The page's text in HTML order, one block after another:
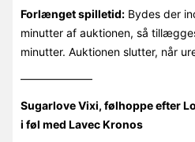
Forlænget spilletid:Bydes der
minutter af auktionen, så
minutter. Auktionen slutter, når
——————–
Sugarlove Vixi, følhoppe efter
i føl med Lavec Kronos